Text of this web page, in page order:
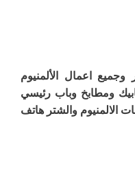
اعمال الألمنيوم
ومطابخ وباب رئيسي
والشتر هاتف